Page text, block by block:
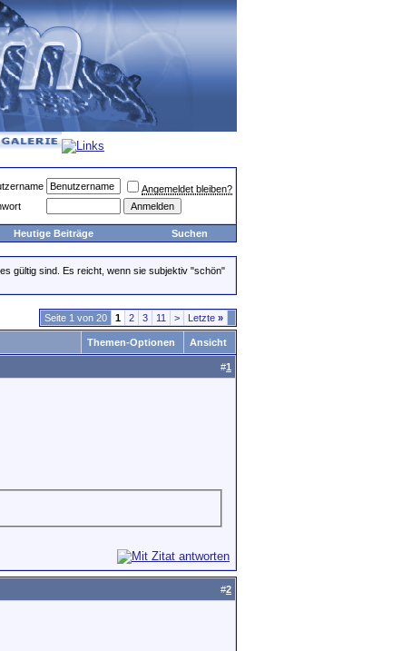
Angemeldet bleiben?
Heutige Beiträge Suchen
gültig sind. Es reicht, wenn sie subjektiv "schön"
Seite 1 von 20 1 2 3 11 > Letzte »
Themen-Optionen Ansicht
#1
#2